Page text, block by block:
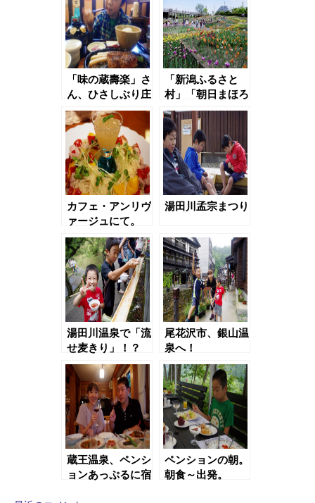
「味の蔵壽楽」さ
ん、ひさしぶり庄
内観光物産館へ。
「新潟ふるさと
村」「朝日まほろ
ば温泉」にて
カフェ・アンリヴ
ァージュにて。
湯田川孟宗まつり
湯田川温泉で「流
せ麦きり」！？
尾花沢市、銀山温
泉へ！
蔵王温泉、ペンシ
ョンあっぷるに宿
ペンションの朝。
朝食～出発。